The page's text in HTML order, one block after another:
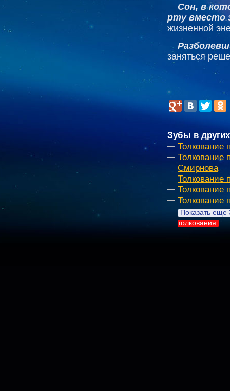
Сон, в
рту вместо
жизненной
заняться
Зубы в
Толкование
Толкование
Смирнова
Толкование
Толкование
Толкование
Показать еще
толкования